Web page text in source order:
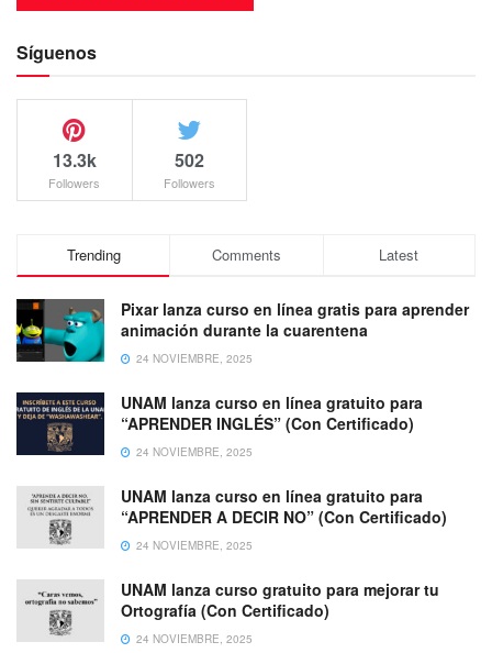
Síguenos
13.3k
Followers
502
Followers
Trending Comments Latest
Pixar lanza curso en línea gratis para aprender
animación durante la cuarentena
24 NOVIEMBRE, 2025
UNAM lanza curso en línea gratuito para
“APRENDER INGLÉS” (Con Certificado)
24 NOVIEMBRE, 2025
UNAM lanza curso en línea gratuito para
“APRENDER A DECIR NO” (Con Certificado)
24 NOVIEMBRE, 2025
UNAM lanza curso gratuito para mejorar tu
Ortografía (Con Certificado)
24 NOVIEMBRE, 2025